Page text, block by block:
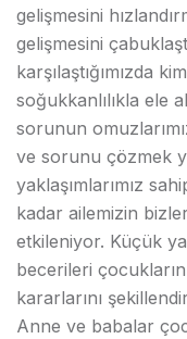
gelişmesini
gelişmesini
karşılaştığımızda
soğukkanlılıkla ele
sorunun
ve sorunu çözmek
yaklaşımlarımız
kadar ailemizin
etkileniyor. Küçük
becerileri
kararlarını
Anne ve babalar